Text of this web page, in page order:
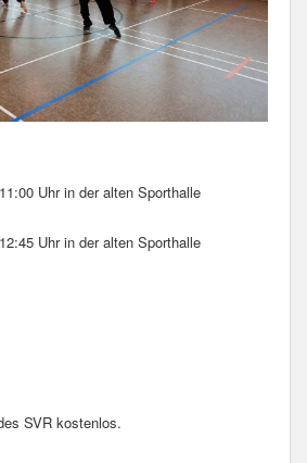
Uhr in der alten Sporthalle
Uhr in der alten Sporthalle
SVR kostenlos.